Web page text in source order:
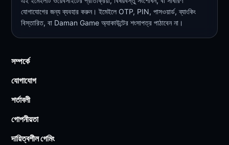
যোগাযোগের জন্য ব্যবহার করুন। ইমেইলে OTP, PIN, পাসওয়ার্ড, ব্যাংকিং
বিস্তারিত, বা Daman Game অ্যাকাউন্টের শংসাপত্র পাঠাবেন না।
সম্পর্কে
যোগাযোগ
শর্তাবলী
গোপনীয়তা
দায়িত্বশীল গেমিং